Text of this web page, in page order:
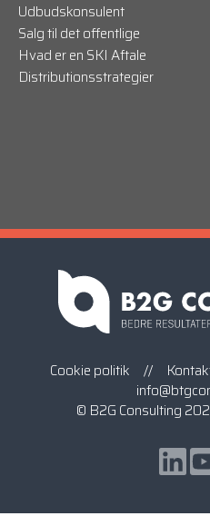
Udbudskonsulent
Salg til det offentlige
Hvad er en SKI Aftale
Distributionsstrategier
Cookie politik //
© B2G Consulting